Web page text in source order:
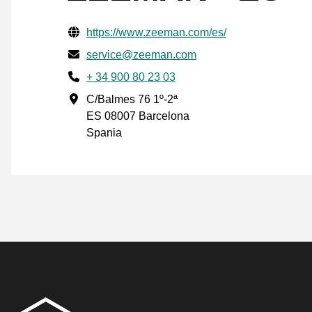
Verifisert kontaktinformasjon
Website URL
https://www.zeeman.com/es/
E-post
service@zeeman.com
Phone number
+ 34 900 80 23 03
Forretningsadresse
C/Balmes 76 1º-2ª
ES 08007 Barcelona
Spania